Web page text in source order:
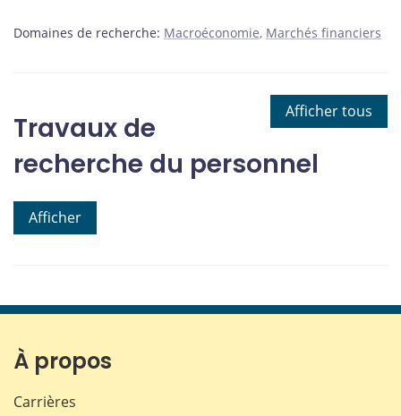
Domaines de recherche: Macroéconomie Marchés financiers
Afficher tous
Travaux de
recherche du personnel
Afficher
À propos
Carrières